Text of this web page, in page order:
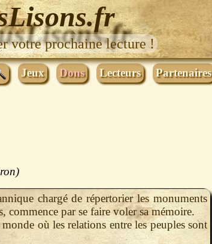
votre prochaine lecture !
Jeux Dons Lecteurs Partenaires
chargé de répertorier les monuments
commence par se faire voler sa mémoire.
où les relations entre les peuples sont